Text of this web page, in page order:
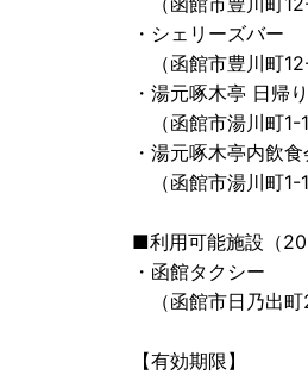
・シェリーズバー
（函館市豊川町
・湯元啄木亭 日帰
（函館市湯川町1-
・湯元啄木亭内飲
（函館市湯川町1-
■利用可能施設（
・函館タクシー
（函館市日乃出町
【有効期限】